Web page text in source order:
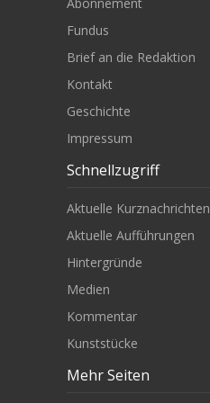
Fundus
Brief an die Redaktion
Kontakt
Geschichte
Impressum
Schnellzugriff
Aktuelle Kurznachrichten
Aktuelle Aufführungen
Hintergründe
Medien
Kommentar
Kunststücke
Mehr Seiten